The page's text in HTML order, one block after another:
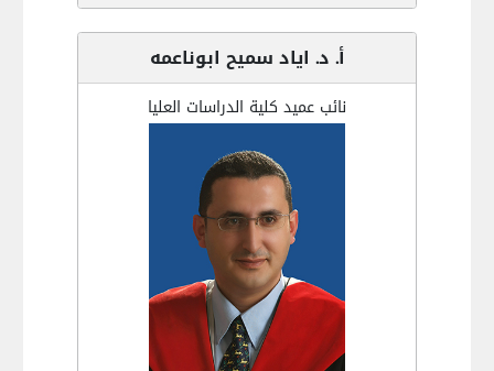
أ. د. اياد سميح ابوناعمه
نائب عميد كلية الدراسات العليا